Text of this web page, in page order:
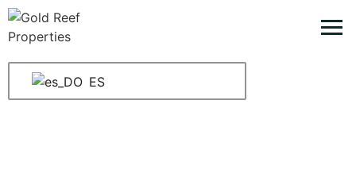
ES